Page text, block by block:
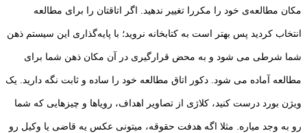
مکان مطالعه‌ی خود را مکررا تغییر ندهید. اگر اتاقتان را برای مطالعه
انتخاب کردید پس بهتر است به کتابخانه نروید؛ با پایه‌گذاری این سیستم ذهن
شما شرطی می شود و به محض قرارگیری در آن مکان ذهن شما برای
مطالعه آماده می شود. دکور اتاق مطالعه خود را ساده و ثابت نگه دارید. یک
ویژن بورد درست کنید، کلاژی از تصاویر اهداف، رویاها و چیزهایی که شما
رو به وجد میاره. مثلا اگه هدفت حقوقه، میتونی عکس یه قاضی یا وکیل رو